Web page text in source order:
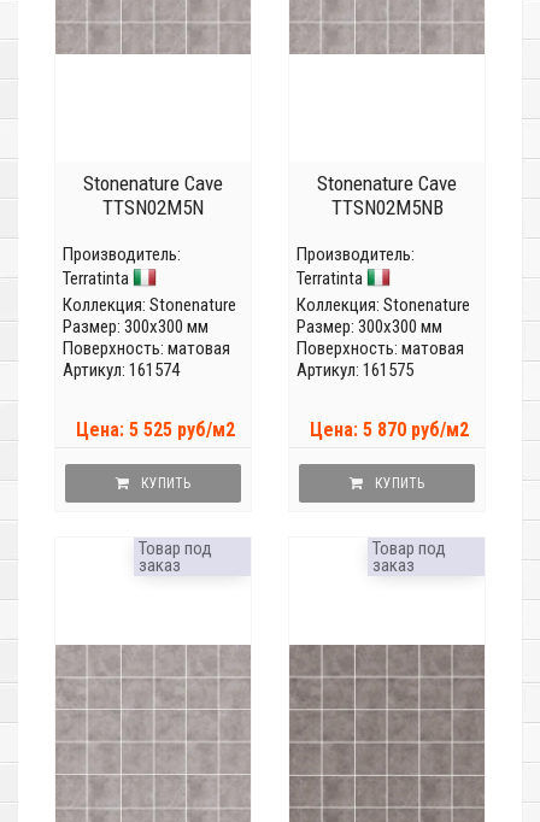
Stonenature Cave
TTSN02M5N
Производитель:
Terratinta
Коллекция: Stonenature
Размер: 300x300 мм
Поверхность: матовая
Артикул: 161574
Цена: 5 525 руб/м2
КУПИТЬ
Stonenature Cave
TTSN02M5NB
Производитель:
Terratinta
Коллекция: Stonenature
Размер: 300x300 мм
Поверхность: матовая
Артикул: 161575
Цена: 5 870 руб/м2
КУПИТЬ
Товар под
заказ
Товар под
заказ